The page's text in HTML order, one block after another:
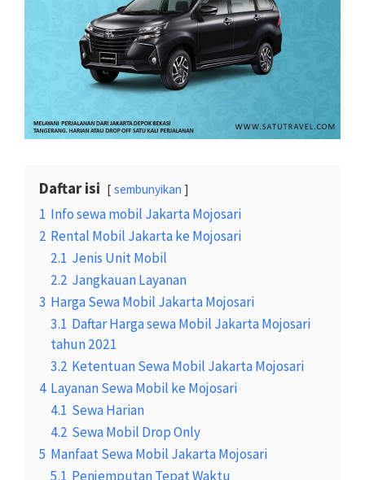
Daftar isi sembunyikan
1 Info sewa mobil Jakarta Mojosari
2 Rental Mobil Jakarta ke Mojosari
2.1 Jenis Unit Mobil
2.2 Jangkauan Layanan
3 Harga Sewa Mobil Jakarta Mojosari
3.1 Daftar Harga sewa Mobil Jakarta Mojosari
tahun 2021
3.2 Ketentuan Sewa Mobil Jakarta Mojosari
4 Layanan Sewa Mobil ke Mojosari
4.1 Sewa Harian
4.2 Sewa Mobil Drop Only
5 Manfaat Sewa Mobil Jakarta Mojosari
5.1 Penjemputan Tepat Waktu